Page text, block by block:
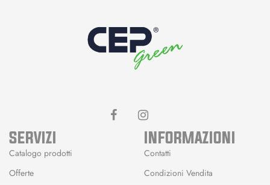
SERVIZI
Catalogo prodotti
Offerte
INFORMAZIONI
Contatti
Condizioni Vendita